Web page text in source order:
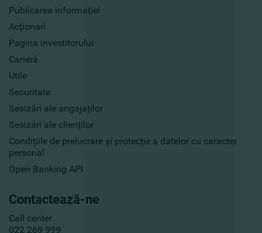
Publicarea informaţiei
Acţionari
Pagina investitorului
Carieră
Utile
Securitate
Sesizări ale angajaților
Sesizări ale clienților
Condițiile de prelucrare și protecție a datelor cu caracter
personal
Open Banking API
Contactează-ne
Call center
022 269 999